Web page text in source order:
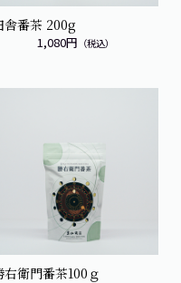
舎番茶 200g
1,080円 （税込）
右衛門番茶100ｇ